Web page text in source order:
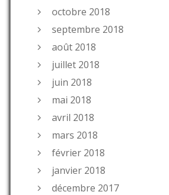
octobre 2018
septembre 2018
août 2018
juillet 2018
juin 2018
mai 2018
avril 2018
mars 2018
février 2018
janvier 2018
décembre 2017